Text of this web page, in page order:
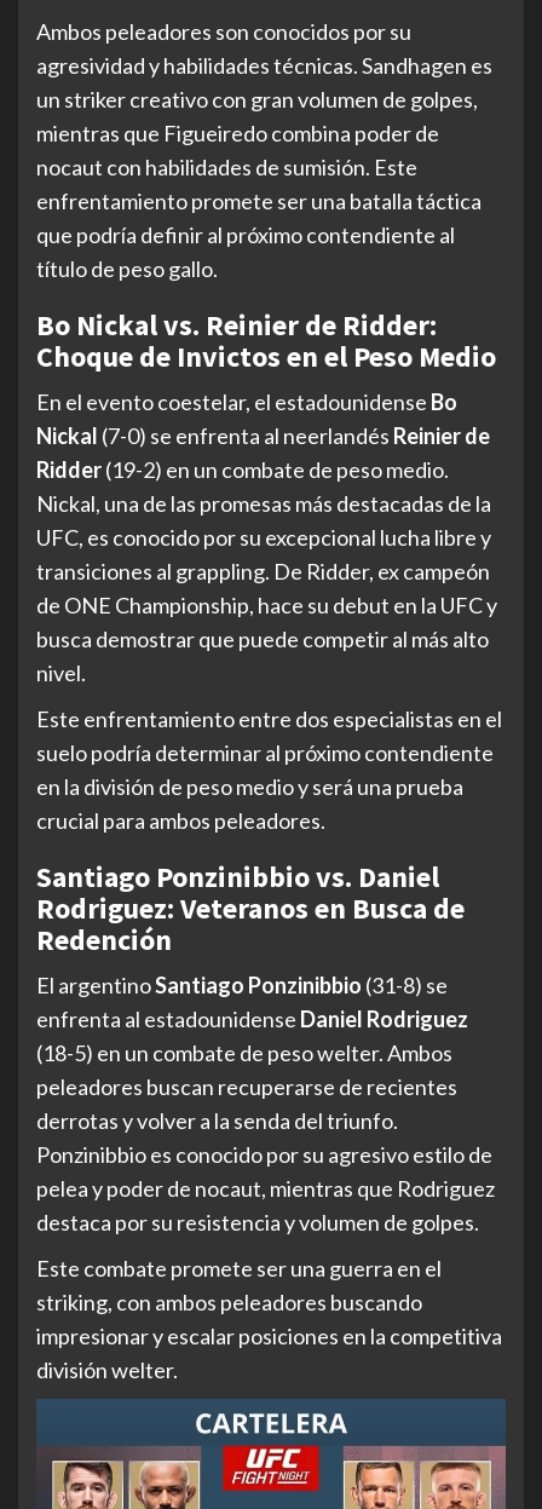
Ambos peleadores son conocidos por su
agresividad y habilidades técnicas. Sandhagen es
un striker creativo con gran volumen de golpes,
mientras que Figueiredo combina poder de
nocaut con habilidades de sumisión. Este
enfrentamiento promete ser una batalla táctica
que podría definir al próximo contendiente al
título de peso gallo.
Bo Nickal vs. Reinier de Ridder:
Choque de Invictos en el Peso Medio
En el evento coestelar, el estadounidense Bo
Nickal (7-0) se enfrenta al neerlandés Reinier de
Ridder(19-2) en un combate de peso medio.
Nickal, una de las promesas más destacadas de la
UFC, es conocido por su excepcional lucha libre y
transiciones al grappling. De Ridder, ex campeón
de ONE Championship, hace su debut en la UFC y
busca demostrar que puede competir al más alto
nivel.
Este enfrentamiento entre dos especialistas en el
suelo podría determinar al próximo contendiente
en la división de peso medio y será una prueba
crucial para ambos peleadores.
Santiago Ponzinibbio vs. Daniel
Rodriguez: Veteranos en Busca de
Redención
El argentinoSantiago Ponzinibbio (31-8) se
enfrenta al estadounidense Daniel Rodriguez
(18-5) en un combate de peso welter. Ambos
peleadores buscan recuperarse de recientes
derrotas y volver a la senda del triunfo.
Ponzinibbio es conocido por su agresivo estilo de
pelea y poder de nocaut, mientras que Rodriguez
destaca por su resistencia y volumen de golpes.
Este combate promete ser una guerra en el
striking, con ambos peleadores buscando
impresionar y escalar posiciones en la competitiva
división welter.